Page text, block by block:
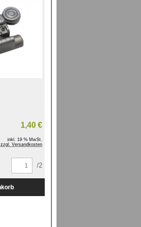
1,40 €
inkl. 19 % MwSt.
zzgl. Versandkosten
/2